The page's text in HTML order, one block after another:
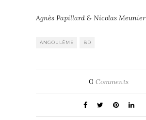
Agnès Papillard & Nicolas Meunier
ANGOULÊME BD
0 Comments